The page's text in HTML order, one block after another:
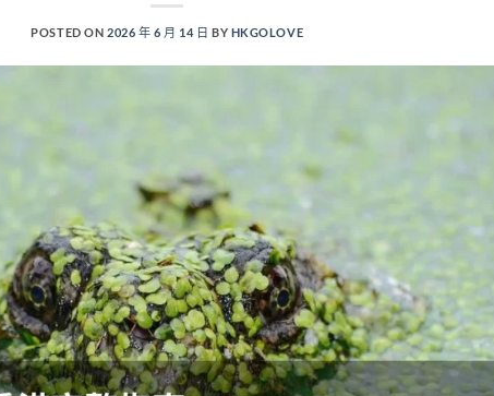
POSTED ON 2026 年 6 月 14 日 BY HKGOLOVE